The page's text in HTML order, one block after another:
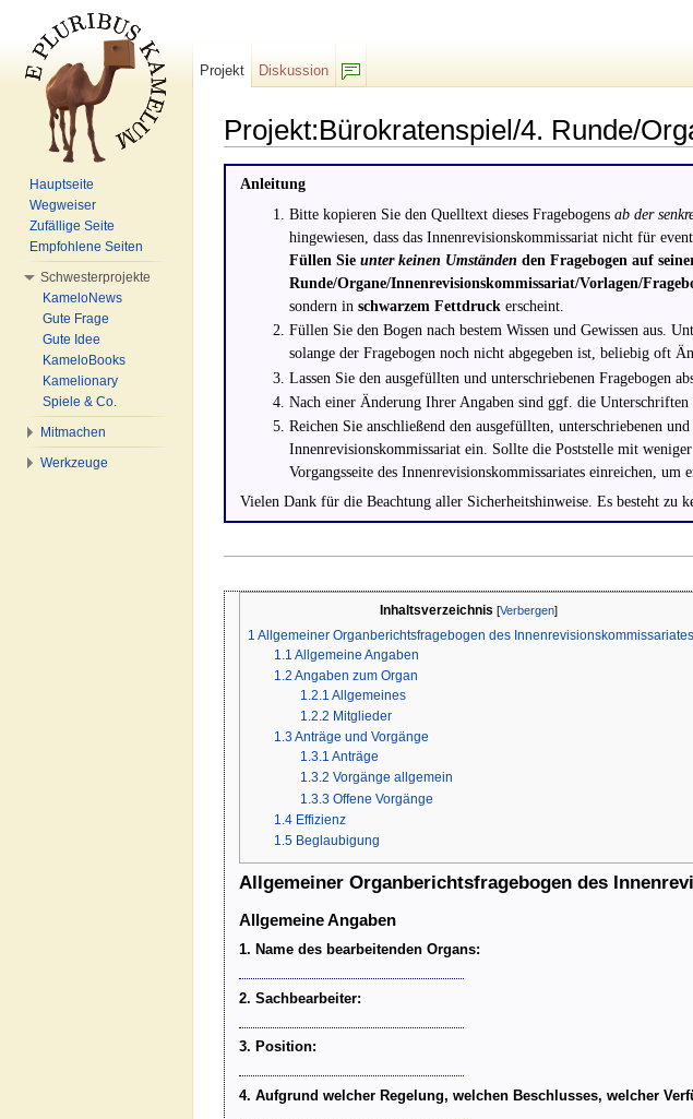
Projekt:Bürokratenspiel/4. Runde/
Anleitung
Bitte kopieren Sie den Quelltext dieses Fragebogens ab der
hingewiesen, dass das Innenrevisionskommissariat nicht für
Füllen Sie unter keinen Umständen den Fragebogen auf
Runde/Organe/Innenrevisionskommissariat/Vorlagen/
sondern in schwarzem Fettdruckerscheint.
Füllen Sie den Bogen nach bestem Wissen und Gewissen aus.
solange der Fragebogen noch nicht abgegeben ist, beliebig oft
Lassen Sie den ausgefüllten und unterschriebenen Fragebogen
Nach einer Änderung Ihrer Angaben sind ggf. die Unterschriften
Reichen Sie anschließend den ausgefüllten, unterschriebenen
Innenrevisionskommissariat ein. Sollte die Poststelle mit
Vorgangsseite des Innenrevisionskommissariates einreichen,
Vielen Dank für die Beachtung aller Sicherheitshinweise. Es besteht zu
Inhaltsverzeichnis [Verbergen]
1 Allgemeiner Organberichtsfragebogen des Innenrevisionskommissariates
1.1 Allgemeine Angaben
1.2 Angaben zum Organ
1.2.1 Allgemeines
1.2.2 Mitglieder
1.3Anträge und Vorgänge
1.3.1 Anträge
1.3.2 Vorgänge allgemein
1.3.3 Offene Vorgänge
1.4 Effizienz
1.5 Beglaubigung
Allgemeiner Organberichtsfragebogen des
Allgemeine Angaben
1. Name des bearbeitenden Organs:
2. Sachbearbeiter:
3. Position:
4. Aufgrund welcher Regelung, welchen Beschlusses, welcher
Projekt
Diskussion
Hauptseite
Wegweiser
Zufällige Seite
Empfohlene Seiten
Schwesterprojekte
KameloNews
Gute Frage
Gute Idee
KameloBooks
Kamelionary
Spiele & Co.
Mitmachen
Werkzeuge